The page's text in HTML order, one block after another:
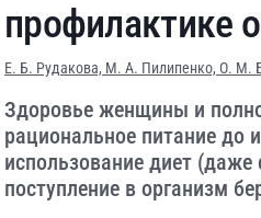
профилактике
Е. Б. Рудакова, М. А. Пилипенко, О. М.
Здоровье женщины и
рациональное питание до
использование диет
поступление в организм